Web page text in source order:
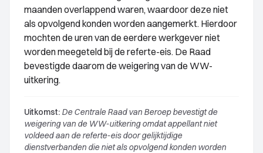
maanden overlappend waren, waardoor deze niet
als opvolgend konden worden aangemerkt. Hierdoor
mochten de uren van de eerdere werkgever niet
worden meegeteld bij de referte-eis. De Raad
bevestigde daarom de weigering van de WW-
uitkering.
Uitkomst: De Centrale Raad van Beroep bevestigt de
weigering van de WW-uitkering omdat appellant niet
voldeed aan de referte-eis door gelijktijdige
dienstverbanden die niet als opvolgend konden worden